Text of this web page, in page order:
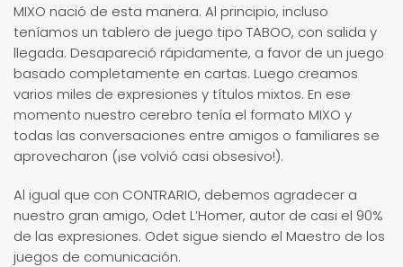
MIXO nació de esta manera. Al principio, incluso
teníamos un tablero de juego tipo TABOO, con salida y
llegada. Desapareció rápidamente, a favor de un juego
basado completamente en cartas. Luego creamos
varios miles de expresiones y títulos mixtos. En ese
momento nuestro cerebro tenía el formato MIXO y
todas las conversaciones entre amigos o familiares se
aprovecharon (¡se volvió casi obsesivo!).
Al igual que con CONTRARIO, debemos agradecer a
nuestro gran amigo, Odet L’Homer, autor de casi el 90%
de las expresiones. Odet sigue siendo el Maestro de los
juegos de comunicación.